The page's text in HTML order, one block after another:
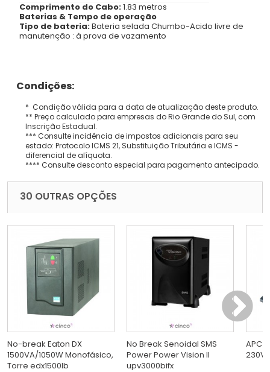
Comprimento do Cabo:1.83 metros
Baterias & Tempo de operação
Tipo de bateria:Bateria selada Chumbo-Acido livre de
manutenção : à prova de vazamento
Condições:
* Condição válida para a data de atualização deste produto.
** Preço calculado para empresas do Rio Grande do Sul, com
Inscrição Estadual.
*** Consulte incidência de impostos adicionais para seu
estado: Protocolo ICMS 21, Substituição Tributária e ICMS -
diferencial de alíquota.
**** Consulte desconto especial para pagamento antecipado.
30 OUTRAS OPÇÕES
No-break Eaton DX
1500VA/1050W Monofásico,
Torre edx1500lb
No Break Senoidal SMS
Power Power Vision II
upv3000bifx
APC
230V